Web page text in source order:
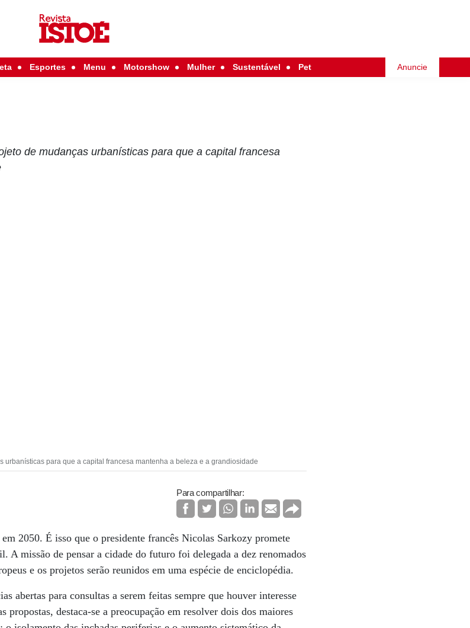
Esportes Menu Motorshow Mulher Sustentável Pet Anuncie
de mudanças urbanísticas para que a capital francesa
urbanísticas para que a capital francesa mantenha a beleza e a grandiosidade
Para compartilhar:
2050. É isso que o presidente francês Nicolas Sarkozy promete
A missão de pensar a cidade do futuro foi delegada a dez renomados
e os projetos serão reunidos em uma espécie de enciclopédia.
abertas para consultas a serem feitas sempre que houver interesse
propostas, destaca-se a preocupação em resolver dois dos maiores